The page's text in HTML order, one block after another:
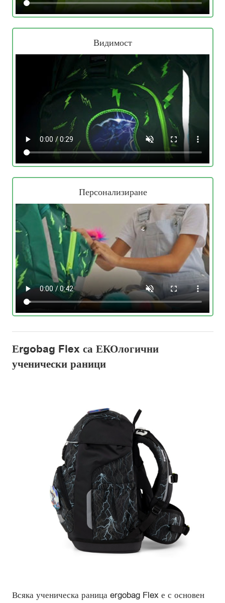
Видимост
Персонализиране
Еrgobag Flex са ЕКОлогични
ученически раници
Всяка ученическа раница ergobag Flex е с основен